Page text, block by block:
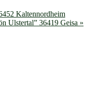
Kaltennordheim
Ulstertal” 36419 Geisa »